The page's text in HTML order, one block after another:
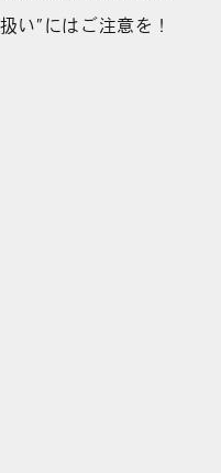
い”にはご注意を！